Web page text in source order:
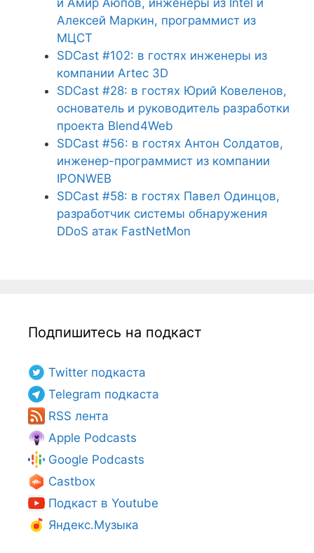
и Амир Аюпов, инженеры из Intel и
Алексей Маркин, программист из
МЦСТ
SDCast #102: в гостях инженеры из
компании Artec 3D
SDCast #28: в гостях Юрий Ковеленов,
основатель и руководитель разработки
проекта Blend4Web
SDCast #56: в гостях Антон Солдатов,
инженер-программист из компании
IPONWEB
SDCast #58: в гостях Павел Одинцов,
разработчик системы обнаружения
DDoS атак FastNetMon
Подпишитесь на подкаст
Twitter подкаста
Telegram подкаста
RSS лента
Apple Podcasts
Google Podcasts
Castbox
Подкаст в Youtube
Яндекс.Музыка